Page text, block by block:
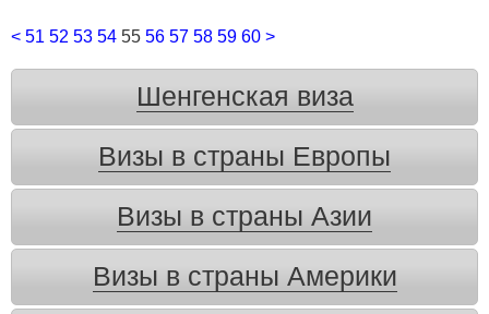
< 51 52 53 54 55 56 57 58 59 60 >
Шенгенская виза
Визы в страны Европы
Визы в страны Азии
Визы в страны Америки